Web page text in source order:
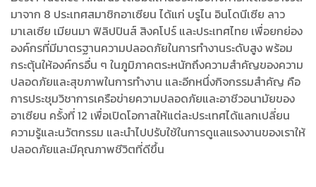
มาจาก 8 ประเทศสมาชิกอาเซียน ได้แก่ บรูไน อินโดนีเซีย ลาว
มาเลเซีย เมียนมา ฟิลิปปินส์ สิงคโปร์ และประเทศไทย เพื่อยกย่อง
องค์กรที่มีมาตรฐานความปลอดภัยในการทำงานระดับสูง พร้อม
กระตุ้นให้องค์กรอื่น ๆ ในภูมิภาคตระหนักถึงความสำคัญของความ
ปลอดภัยและสุขภาพในการทำงาน และอีกหนึ่งกิจกรรมสำคัญ คือ
การประชุมวิชาการเครือข่ายความปลอดภัยและอาชีวอนามัยของ
อาเซียน ครั้งที่ 12 เพื่อเปิดโอกาสให้แต่ละประเทศได้แลกเปลี่ยน
ความรู้และนวัตกรรม และนำไปปรับใช้ในการดูแลแรงงานของเราให้
ปลอดภัยและมีคุณภาพชีวิตที่ดีขึ้น